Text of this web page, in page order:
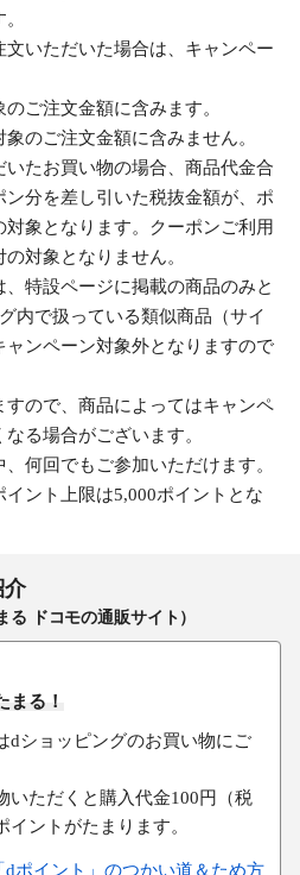
いただいた場合は、キャンペー
ご注文金額に含みます。
のご注文金額に含みません。
いたお買い物の場合、商品代金合
分を差し引いた税抜金額が、ポ
象となります。クーポンご利用
対象となりません。
特設ページに掲載の商品のみと
内で扱っている類似商品（サイ
ャンペーン対象外となりますので
ので、商品によってはキャンペ
る場合がございます。
何回でもご参加いただけます。
ント上限は5,000ポイントとな
介
る ドコモの通販サイト）
まる！
dショッピングのお買い物にご
いただくと購入代金100円（税
ントがたまります。
dポイント」のつかい道＆ため方